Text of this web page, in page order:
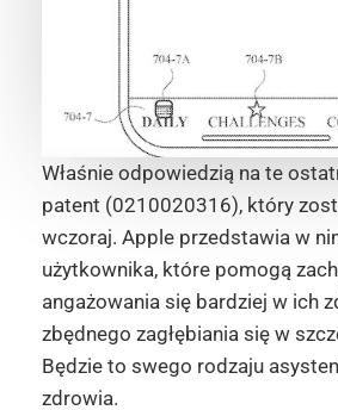
Właśnie odpowiedzią na te
patent (0210020316), który
wczoraj. Apple przedstawia w
użytkownika, które pomogą
angażowania się bardziej w ich
zbędnego zagłębiania się w
Będzie to swego rodzaju
zdrowia.